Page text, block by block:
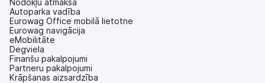
Nodokļu atmaksa
Autoparka vadība
Eurowag Office mobilā lietotne
Eurowag navigācija
eMobilitāte
Degviela
Finanšu pakalpojumi
Partneru pakalpojumi
Krāpšanas aizsardzība